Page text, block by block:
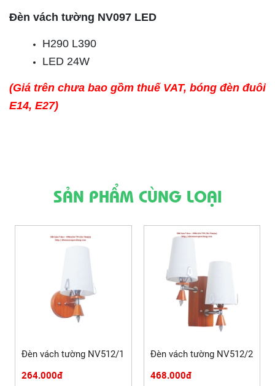
Đèn vách tường NV097 LED
H290 L390
LED 24W
(Giá trên chưa bao gồm thuế VAT, bóng đèn đuôi
E14, E27)
SẢN PHẨM CÙNG LOẠI
Đèn vách tường NV512/1
264.000đ
Đèn vách tường NV512/2
468.000đ